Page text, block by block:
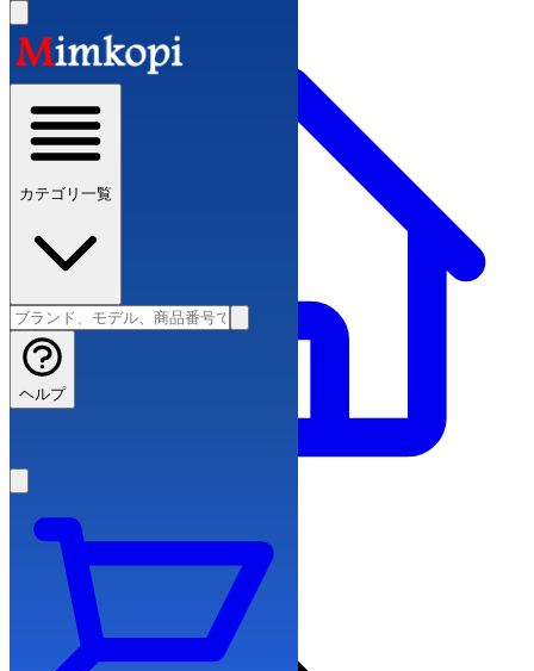
カテゴリ一覧
ヘルプ